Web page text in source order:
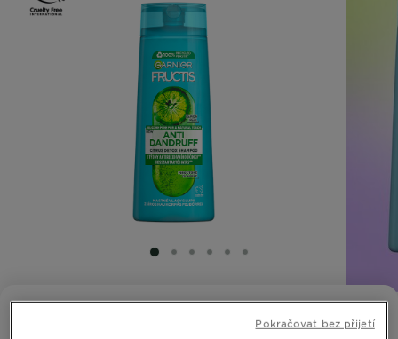
SLIDE 1
SLIDE 2
SLIDE 3
SLIDE 4
SLIDE 5
SLIDE 6
Pokračovat bez přijetí